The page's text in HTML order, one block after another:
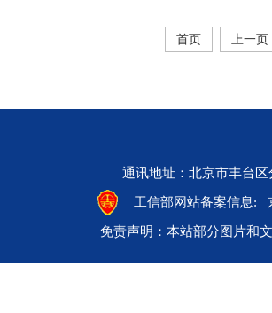
首页 上一页
通讯地址：北京市丰台
工信部网站备案信息:
免责声明：本站部分图片和